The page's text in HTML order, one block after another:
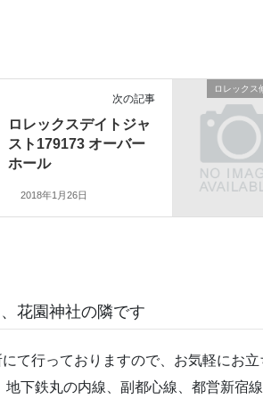
ロレックス
次の記事
ロレックスデイトジャ
スト179173 オーバー
ホール
2018年1月26日
花園神社の隣です
て行っておりますので、お気軽にお
下鉄丸の内線、副都心線、都営新宿